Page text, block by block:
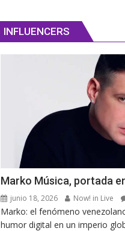
INFLUENCERS
Marko Música, portada
junio 18, 2026 Now! in Live
Marko: el fenómeno
humor digital en un imperio